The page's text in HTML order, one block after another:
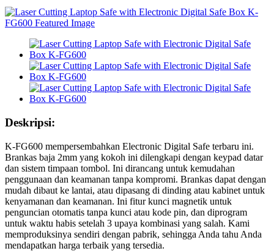
Deskripsi:
K-FG600 mempersembahkan Electronic Digital Safe terbaru ini.
Brankas baja 2mm yang kokoh ini dilengkapi dengan keypad datar
dan sistem timpaan tombol. Ini dirancang untuk kemudahan
penggunaan dan keamanan tanpa kompromi. Brankas dapat dengan
mudah dibaut ke lantai, atau dipasang di dinding atau kabinet untuk
kenyamanan dan keamanan. Ini fitur kunci magnetik untuk
penguncian otomatis tanpa kunci atau kode pin, dan diprogram
untuk waktu habis setelah 3 upaya kombinasi yang salah. Kami
memproduksinya sendiri dengan pabrik, sehingga Anda tahu Anda
mendapatkan harga terbaik yang tersedia.